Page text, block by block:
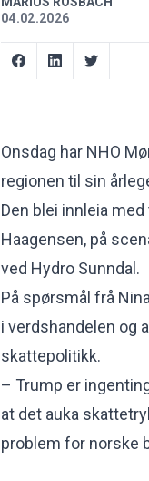
04.02.2026
Onsdag har NHO
regionen til sin
Den blei innleia
Haagensen, på
ved Hydro Sunndal.
På spørsmål frå
i verdshandelen og
skattepolitikk.
– Trump er
at det auka
problem for norske